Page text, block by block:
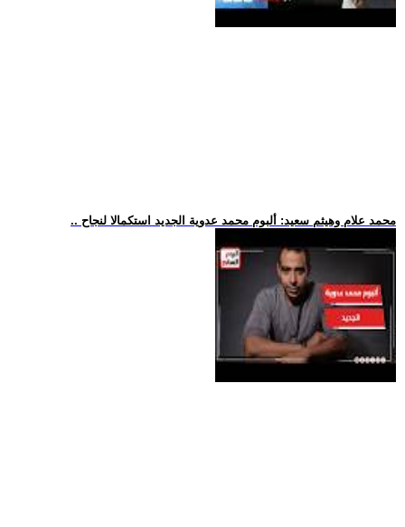
.. محمد علام وهيثم سعيد: ألبوم محمد عدوية الجديد استكمالا لنجاح